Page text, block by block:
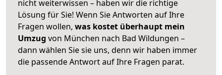
nicht weiterwissen – haben wir die richtige
Lösung für Sie! Wenn Sie Antworten auf Ihre
Fragen wollen, was kostet überhaupt mein
Umzug von München nach Bad Wildungen –
dann wählen Sie sie uns, denn wir haben immer
die passende Antwort auf Ihre Fragen parat.